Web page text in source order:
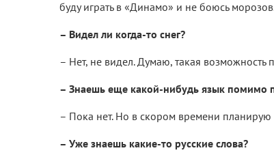
буду играть в «Динамо» и не боюсь
– Видел ли когда-то снег?
– Нет, не видел. Думаю, такая возможность
– Знаешь еще какой-нибудь язык помимо
– Пока нет. Но в скором времени планирую
– Уже знаешь какие-то русские слова?